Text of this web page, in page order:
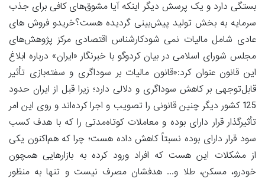
بستگی دارد و یک پرسش دیگر اینکه آیا مشوق‌های کافی برای جذب
سرمایه به بخش تولید پیش‌بینی گردیده هست؟خریدو فروش های
عادی شامل مالیات نمی شودکارشناس اقتصادی مرکز پژوهش‌های
مجلس شورای اسلامی در بیان کرد‌و‌گو با خبرنگار «ایران» درباره ابلاغ
این قانون عنوان کرد:«قانون مالیات بر سوداگری و سفته‌بازی تأثیر
قابل‌توجهی بر کاهش سوداگری و دلالی دارد؛ زیرا قبل از ایران حدود
125 کشور دیگر چنین قانونی را تصویب و اجرا کرده‌اند و روی این امر
تأثیرگذار قرار دارای بوده و معاملات کوتاه‌مدتی را که با هدف کسب
سود قرار دارای بوده نسبتاً کاهش داده هست؛ چرا که هم‌اکنون یکی
از مشکلات این هست که افراد ورود کرده به بازارهایی همچون
خودرو، مسکن، طلا و... هدفشان مصرف نیست و تنها به منظور